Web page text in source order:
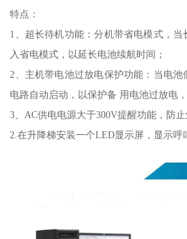
特点：
1、超长待机功能：分机带省电模式，
入省电模式，以延长电池续航时间；
2、主机带电池过放电保护功能：当电
电路自动启动，以保护备 用电池过放电
3、AC供电电源大于300V提醒功能，防止
2.在升降梯安装一个LED显示屏，显示呼